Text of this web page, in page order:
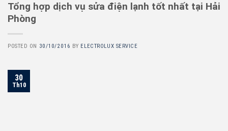
Tổng hợp dịch vụ sửa điện lạnh tốt nhất tại Hải
Phòng
POSTED ON 30/10/2016 BY ELECTROLUX SERVICE
30
Th10